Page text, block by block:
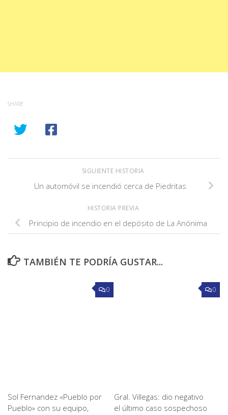
SHARE
SIGUIENTE HISTORIA
Un automóvil se incendió cerca de Piedritas
HISTORIA PREVIA
Principio de incendio en el depósito de La Anónima
TAMBIÉN TE PODRÍA GUSTAR...
0
Sol Fernandez «Pueblo por
Pueblo» con su equipo,
0
Gral. Villegas: dio negativo
el último caso sospechoso